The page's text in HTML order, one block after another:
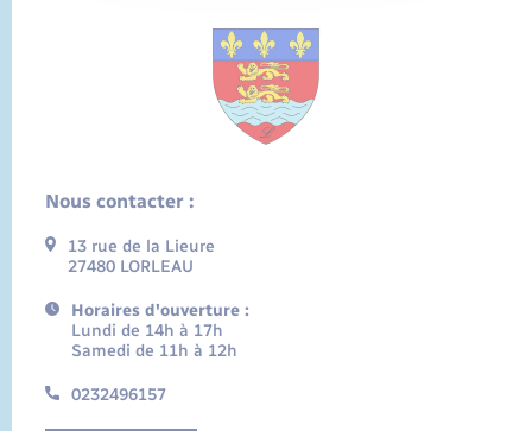
Nous contacter :
13 rue de la Lieure
27480 LORLEAU
Horaires d'ouverture :
Lundi de 14h à 17h
Samedi de 11h à 12h
0232496157